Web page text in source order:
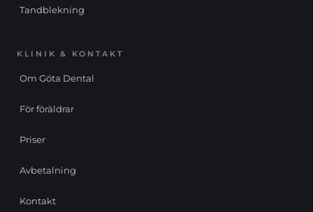
Tandblekning
KLINIK & KONTAKT
Om Göta Dental
För föräldrar
Priser
Avbetalning
Kontakt